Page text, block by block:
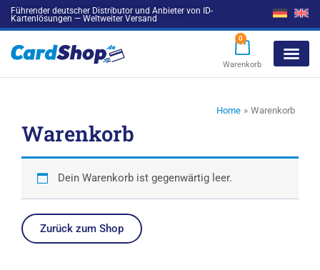
Führender deutscher Distributor und Anbieter von ID-
Kartenlösungen — Weltweiter Versand
0
Warenkorb
Home Warenkorb
Warenkorb
Dein Warenkorb ist gegenwärtig leer.
Zurück zum Shop